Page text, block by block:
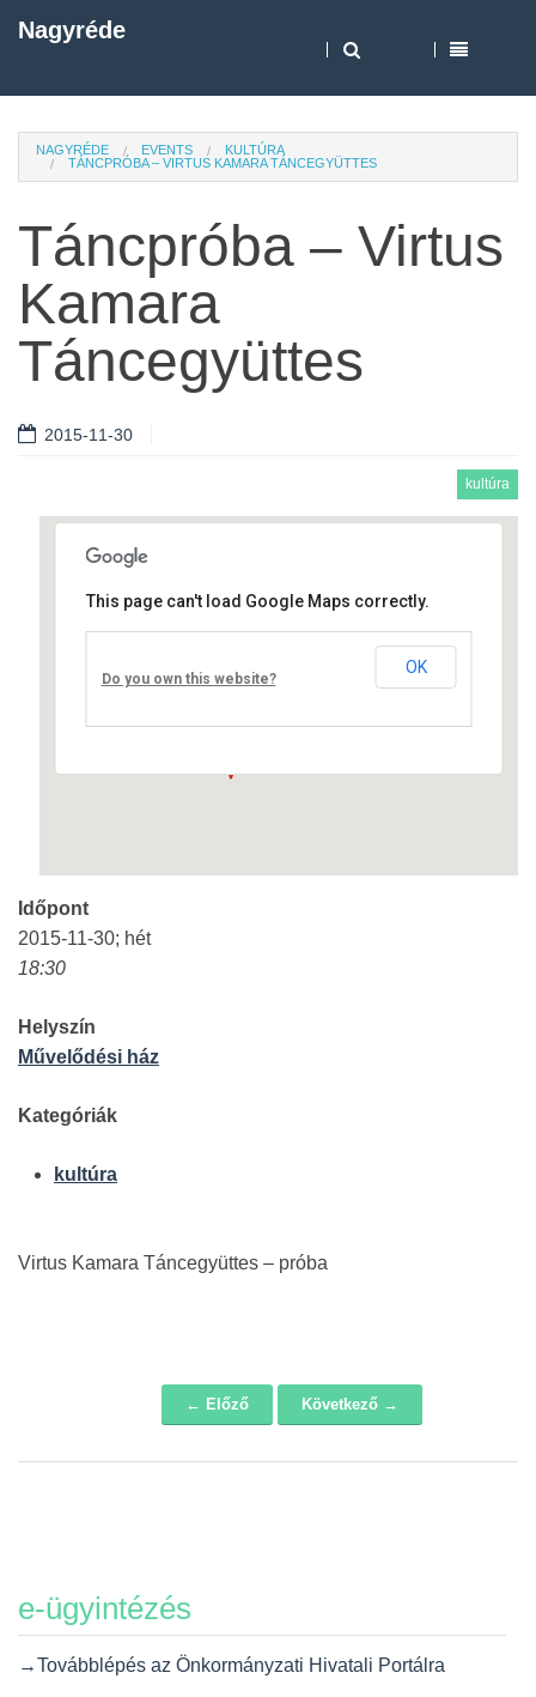
Nagyréde
NAGYRÉDE EVENTS
KULTÚRA
TÁNCPRÓBA – VIRTUS KAMARA TÁNCEGYÜTTES
Táncpróba – Virtus
Kamara
Táncegyüttes
2015-11-30
kultúra
Művelődési ház
Fő út 8 - Nagyréde
This page can't load Google Maps correctly.
Do you own this website?
OK
Időpont
2015-11-30; hét
18:30
Helyszín
Művelődési ház
Kategóriák
kultúra
Virtus Kamara Táncegyüttes – próba
← Előző Következő →
e-ügyintézés
→Továbblépés az Önkormányzati Hivatali Portálra